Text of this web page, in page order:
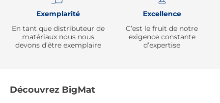
Exemplarité
En tant que distributeur de
matériaux nous nous
devons d’être exemplaire
Excellence
C’est le fruit de notre
exigence constante
d’expertise
Découvrez BigMat